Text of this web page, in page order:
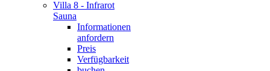
Villa 8 - Infrarot
Sauna
Informationen
anfordern
Preis
Verfügbarkeit